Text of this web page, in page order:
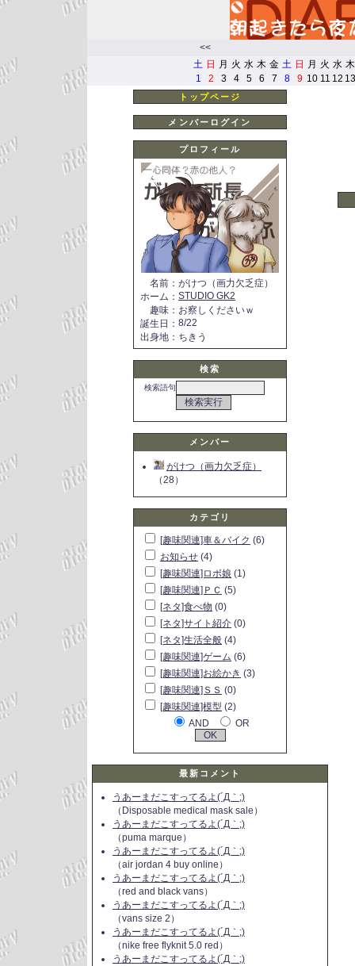
<<
土 日 月 火 水 木 金 土 日 月 火 水 木
1
2 3 4 5 6 7 8 9 10 11 12 13
トップページ
メンバーログイン
プロフィール
名前 ： がけつ（画力欠乏症）
ホーム ： STUDIO GK2
趣味 ： お察しくださいｗ
誕生日 ： 8/22
出身地 ： ちきう
検索
検索語句
メンバー
がけつ（画力欠乏症）
（28）
カテゴリ
[趣味関連]車＆バイク (6)
お知らせ (4)
[趣味関連]ロボ娘 (1)
[趣味関連]ＰＣ (5)
[ネタ]食べ物 (0)
[ネタ]サイト紹介 (0)
[ネタ]生活全般 (4)
[趣味関連]ゲーム (6)
[趣味関連]お絵かき (3)
[趣味関連]ＳＳ (0)
[趣味関連]模型 (2)
AND
OR
最新コメント
うあーまだこすってるよ(´Д｀;)
（Disposable medical mask sale）
うあーまだこすってるよ(´Д｀;)
（puma marque）
うあーまだこすってるよ(´Д｀;)
（air jordan 4 buy online）
うあーまだこすってるよ(´Д｀;)
（red and black vans）
うあーまだこすってるよ(´Д｀;)
（vans size 2）
うあーまだこすってるよ(´Д｀;)
（nike free flyknit 5.0 red）
うあーまだこすってるよ(´Д｀;)